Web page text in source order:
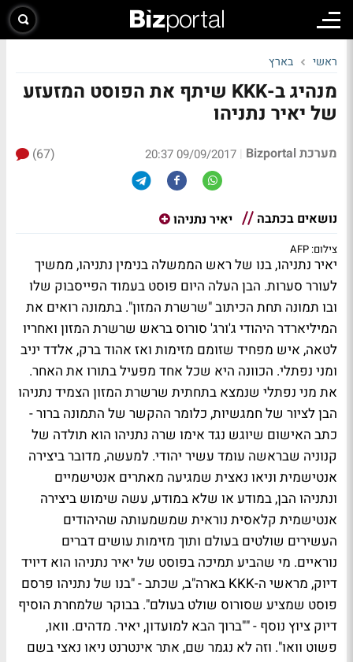
ראשי בארץ
מנהיג ב-KKK שיתף את הפוסט המזעזע
של יאיר נתניהו
מערכת Bizportal |
09/09/2017 20:37
(67)
נושאים בכתבה יאיר נתניהו
צילום: AFP
יאיר נתניהו, בנו של ראש הממשלה בנימין נתניהו, ממשיך
לעורר סערות. הבן העלה היום פוסט בעמוד הפייסבוק שלו
ובו תמונה תחת הכיתוב "שרשרת המזון". בתמונה רואים את
המיליארדר היהודי ג'ורג' סורוס בראש שרשרת המזון ואחריו
לטאה, איש מפחיד שזומם מזימות ואז אהוד ברק, אלדד יניב
ומני נפתלי. הכוונה היא שכל אחד מפעיל בתורו את האחר.
את מני נפתלי שנמצא בתחתית שרשרת המזון הצמיד נתניהו
הבן לציור של חמגשיות, כלומר ההקשר של התמונה ברור -
כתב האישום שיוגש נגד אימו שרה נתניהו הוא תולדה של
קנוניה שבראשה עומד עשיר יהודי. למעשה, מדובר ביצירה
אנטישמית וניאו נאצית שמגיעה מאתרים אנטישמיים
ונתניהו הבן, במודע או שלא במודע, עשה שימוש ביצירה
אנטישמית קלאסית נוראית שמשמעותה שהיהודים
העשירים שולטים בעולם ותוך מזימות עושים דברים
נוראיים. מי שהביע תמיכה בפוסט של יאיר נתניהו הוא דיויד
דיוק, מראשי ה-KKK בארה"ב, שכתב - "בנו של נתניהו פרסם
פוסט שמציע שסורוס שולט בעולם". בבוקר שלמחרת הוסיף
דיוק ציוץ נוסף - ""ברוך הבא למועדון, יאיר. מדהים. וואו,
פשוט וואו". וזה לא נגמר שם, אתר אינטרנט ניאו נאצי בשם